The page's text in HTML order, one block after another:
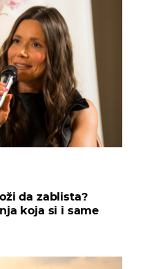
da zablista?
koja si i same